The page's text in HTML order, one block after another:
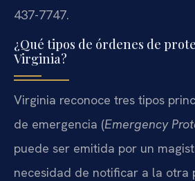
437-7747.
¿Qué tipos de órdenes de
Virginia?
Virginia reconoce tres tipos
de emergencia (Emergency
puede ser emitida por un
necesidad de notificar a la otra